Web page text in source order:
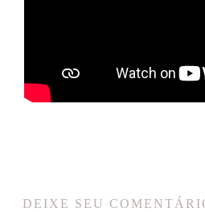
DEIXE SEU